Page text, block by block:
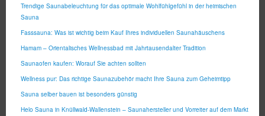
Trendige Saunabeleuchtung für das optimale Wohlfühlgefühl in der heimischen
Sauna
Fasssauna: Was ist wichtig beim Kauf Ihres individuellen Saunahäuschens
Hamam – Orientalisches Wellnessbad mit Jahrtausendalter Tradition
Saunaofen kaufen: Worauf Sie achten sollten
Wellness pur: Das richtige Saunazubehör macht Ihre Sauna zum Geheimtipp
Sauna selber bauen ist besonders günstig
Helo Sauna in Knüllwald-Wallenstein – Saunahersteller und Vorreiter auf dem Markt